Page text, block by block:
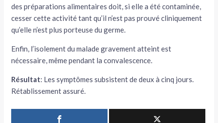
des prépa­rations alimentaires doit, si elle a été contaminée,
cesser cette activité tant qu’il n’est pas prouvé cliniquement
qu’elle n’est plus porteuse du germe.
Enfin, l’isolement du malade grave­ment atteint est
nécessaire, même pen­dant la convalescence.
Résultat: Les symptômes subsistent de deux à cinq jours.
Rétablissement assuré.